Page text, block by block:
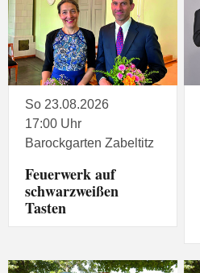
So 23.08.2026
17:00 Uhr
Barockgarten Zabeltitz
Feuerwerk auf
schwarzweißen
Tasten